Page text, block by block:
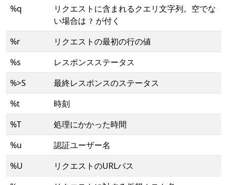
%q
リクエストに含まれるクエリ文字列。空でな
い場合は ? が付く
%r
リクエストの最初の行の値
%s
レスポンスステータス
%>S
最終レスポンスのステータス
%t
時刻
%T
処理にかかった時間
%u
認証ユーザー名
%U
リクエストのURLパス